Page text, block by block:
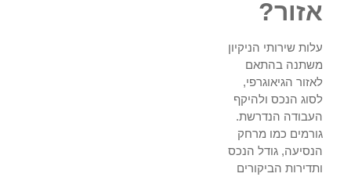
אזור?
עלות שירותי הניקיון
משתנה בהתאם
לאזור הגיאוגרפי,
לסוג הנכס ולהיקף
העבודה הנדרשת.
גורמים כמו מרחק
הנסיעה, גודל הנכס
ותדירות הביקורים